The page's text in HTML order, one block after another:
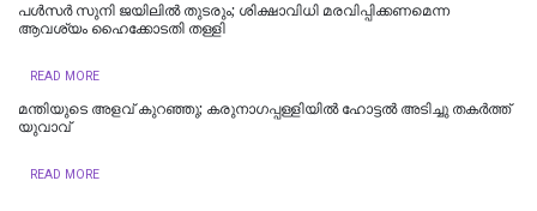
പള്‍സര്‍ സുനി ജയിലില്‍ തുടരും; ശിക്ഷാവിധി മരവിപ്പിക്കണമെന്ന
ആവശ്യം ഹൈക്കോടതി തള്ളി
READ MORE
മന്തിയുടെ അളവ് കുറഞ്ഞു; കരുനാ​ഗപ്പള്ളിയിൽ ഹോട്ടല്‍ അടിച്ചു തകര്‍ത്ത്
യുവാവ്
READ MORE